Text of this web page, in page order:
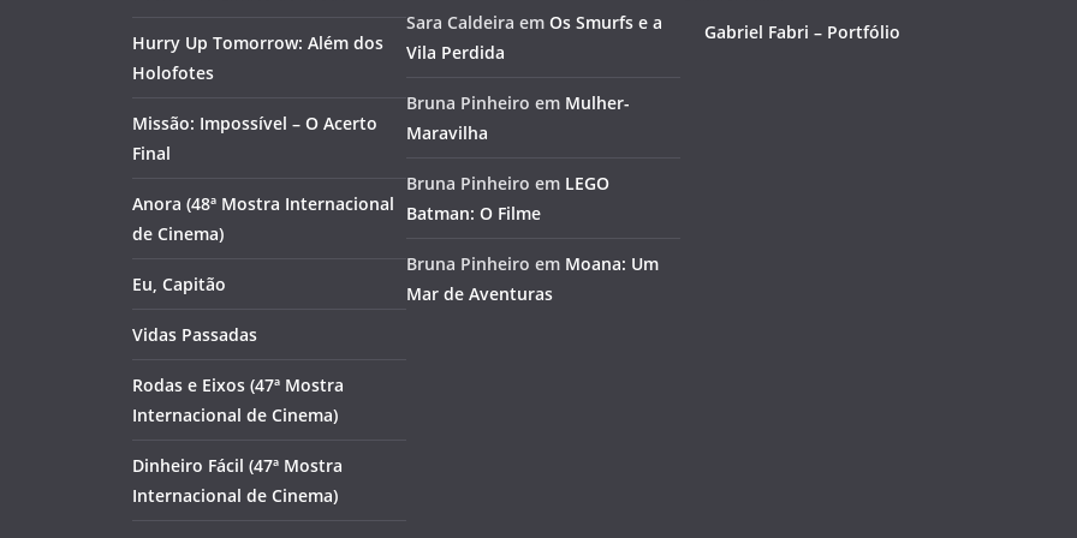
Hurry Up Tomorrow: Além dos
Holofotes
Missão: Impossível – O Acerto
Final
Anora (48ª Mostra Internacional
de Cinema)
Eu, Capitão
Vidas Passadas
Rodas e Eixos (47ª Mostra
Internacional de Cinema)
Dinheiro Fácil (47ª Mostra
Internacional de Cinema)
Sara Caldeira em Os Smurfs e a
Vila Perdida
Bruna Pinheiro em Mulher-
Maravilha
Bruna Pinheiro em LEGO
Batman: O Filme
Bruna Pinheiro em Moana: Um
Mar de Aventuras
Gabriel Fabri – Portfólio